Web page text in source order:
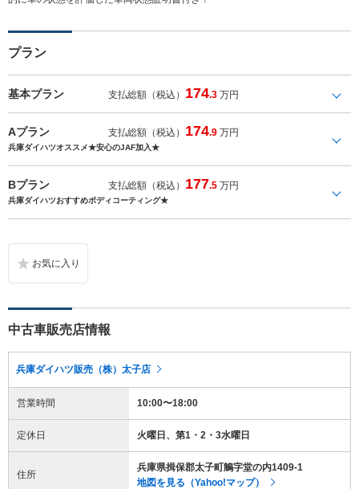
プラン
基本プラン 支払総額（税込） 174.3 万円
Aプラン 支払総額（税込） 174.9 万円
兵庫ダイハツオススメ★安心のJAF加入★
Bプラン 支払総額（税込） 177.5 万円
兵庫ダイハツおすすめボディコーティング★
中古車販売店情報
兵庫ダイハツ販売（株）太子店
営業時間 10:00〜18:00
定休日 火曜日、第1・2・3水曜日
住所
兵庫県揖保郡太子町鵤字堂の内1409-1
地図を見る（Yahoo!マップ）